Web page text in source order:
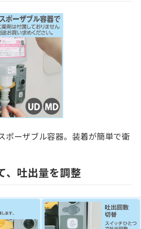
ポーザブル容器。装着が簡単で衛
、吐出量を調整